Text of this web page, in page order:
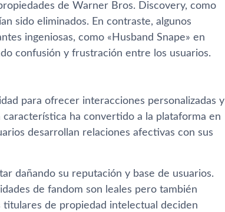
de Warner Bros. Discovery, como
sido eliminados. En contraste, algunos
ingeniosas, como «Husband Snape» en
confusión y frustración entre los usuarios.
para ofrecer interacciones personalizadas y
ha convertido a la plataforma en
desarrollan relaciones afectivas con sus
dañando su reputación y base de usuarios.
de fandom son leales pero también
de propiedad intelectual deciden